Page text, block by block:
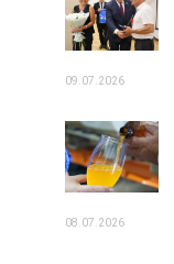
09.07.2026
08.07.2026